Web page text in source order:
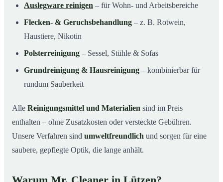
Auslegware reinigen – für Wohn- und Arbeitsbereiche
Flecken- & Geruchsbehandlung – z. B. Rotwein,
Haustiere, Nikotin
Polsterreinigung – Sessel, Stühle & Sofas
Grundreinigung & Hausreinigung – kombinierbar für
rundum Sauberkeit
Alle Reinigungsmittel und Materialien sind im Preis
enthalten – ohne Zusatzkosten oder versteckte Gebühren.
Unsere Verfahren sind umweltfreundlich und sorgen für eine
saubere, gepflegte Optik, die lange anhält.